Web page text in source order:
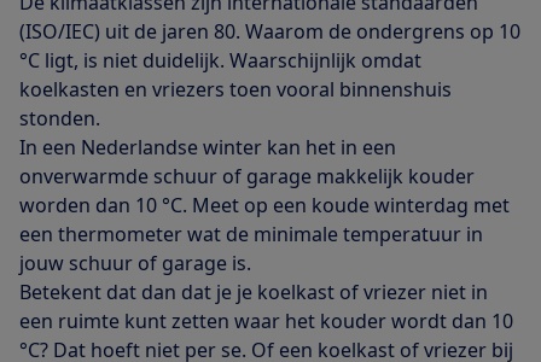
(ISO/IEC) uit de jaren 80. Waarom de ondergrens op 10
°C ligt, is niet duidelijk. Waarschijnlijk omdat
koelkasten en vriezers toen vooral binnenshuis
stonden.
In een Nederlandse winter kan het in een
onverwarmde schuur of garage makkelijk kouder
worden dan 10 °C. Meet op een koude winterdag met
een thermometer wat de minimale temperatuur in
jouw schuur of garage is.
Betekent dat dan dat je je koelkast of vriezer niet in
een ruimte kunt zetten waar het kouder wordt dan 10
°C? Dat hoeft niet per se. Of een koelkast of vriezer bij